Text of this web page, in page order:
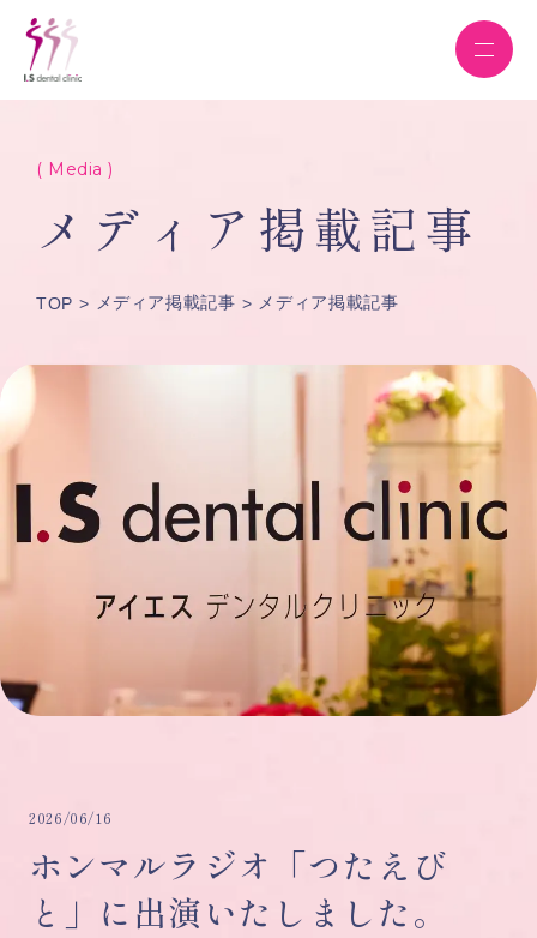
( Media )
メディア掲載記事
TOP メディア掲載記事 メディア掲載記事
2026/06/16
ホンマルラジオ「つたえび
と」に出演いたしました。